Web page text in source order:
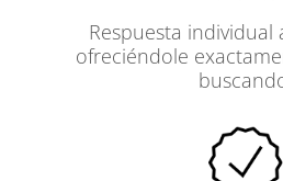
Respuesta individual
ofreciéndole